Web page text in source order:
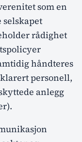
som en
rådighet
håndteres
personell,
anlegg